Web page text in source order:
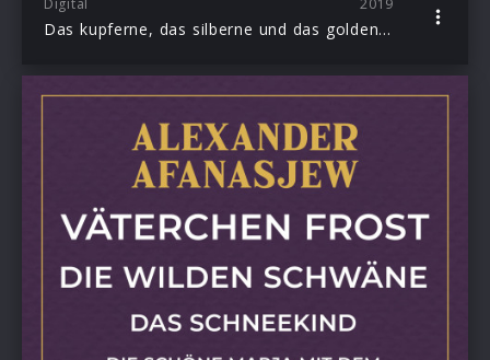
Das kupferne, das silberne und das goldene Reich / Der hölzerne Adler / Das silberne Schüsselchen und das reife Äpfelchen / Der Meereszar und die kluge Jelena